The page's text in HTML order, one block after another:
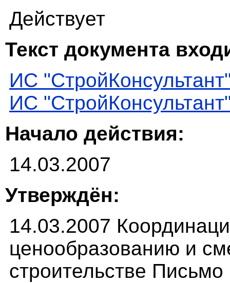
Действует
Текст документа
ИС
ИС
Начало действия:
14.03.2007
Утверждён:
14.03.2007
ценообразованию и
строительстве